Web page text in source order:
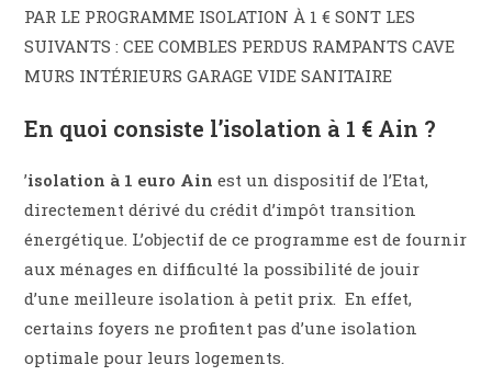
PAR LE PROGRAMME ISOLATION À 1 € SONT LES
SUIVANTS : CEE COMBLES PERDUS RAMPANTS CAVE
MURS INTÉRIEURS GARAGE VIDE SANITAIRE
En quoi consiste l’isolation à 1 € Ain ?
’isolation à 1 euro Ain est un dispositif de l’Etat,
directement dérivé du crédit d’impôt transition
énergétique. L’objectif de ce programme est de fournir
aux ménages en difficulté la possibilité de jouir
d’une meilleure isolation à petit prix. En effet,
certains foyers ne profitent pas d’une isolation
optimale pour leurs logements.